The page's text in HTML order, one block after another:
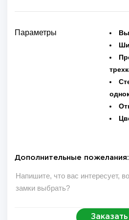
Параметры
Дополнительные пожелания:
Заказать